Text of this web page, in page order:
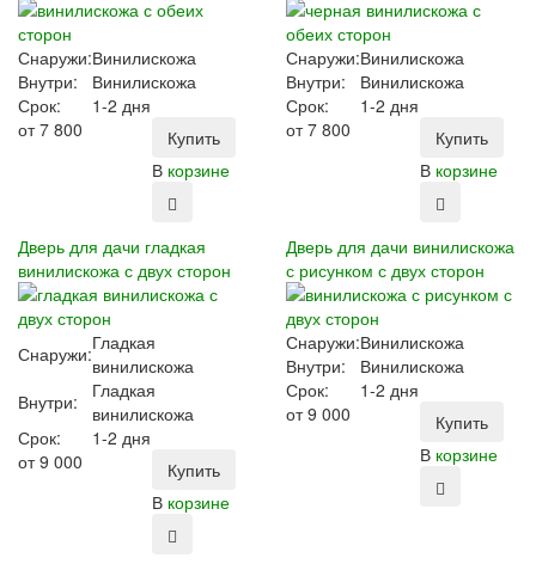
Снаружи:Винилискожа
Внутри:
Винилискожа
Срок:
1-2 дня
от7 800
Купить
В корзине
Снаружи:Винилискожа
Внутри:
Винилискожа
Срок:
1-2 дня
от7 800
Купить
В корзине
Дверь для дачи гладкая
винилискожа с двух сторон
Снаружи:Гладкая
винилискожа
Внутри:
Гладкая
винилискожа
Срок:
1-2 дня
от9 000
Купить
В корзине
Дверь для дачи винилискожа
с рисунком с двух сторон
Снаружи:Винилискожа
Внутри:
Винилискожа
Срок:
1-2 дня
от9 000
Купить
В корзине